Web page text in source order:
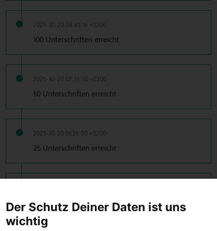
2025-10-20 08:45:16 +0200
100 Unterschriften erreicht
2025-10-20 07:35:50 +0200
50 Unterschriften erreicht
2025-10-20 01:26:00 +0200
25 Unterschriften erreicht
10 Unterschriften erreicht
Der Schutz Deiner Daten ist uns
wichtig